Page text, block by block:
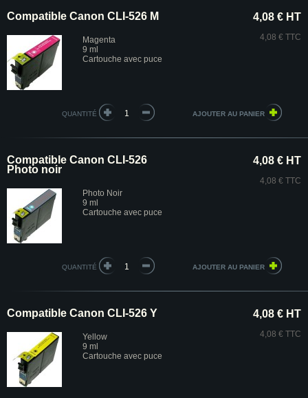
Compatible Canon CLI-526 M
Magenta
9 ml
Cartouche avec puce
4,08 € HT
4,08 € TTC
QUANTITÉ
Compatible Canon CLI-526
Photo noir
Photo Noir
9 ml
Cartouche avec puce
4,08 € HT
4,08 € TTC
QUANTITÉ
Compatible Canon CLI-526 Y
Yellow
9 ml
Cartouche avec puce
4,08 € HT
4,08 € TTC